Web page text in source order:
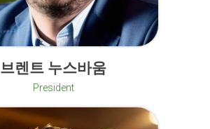
브렌트 누스바움
President